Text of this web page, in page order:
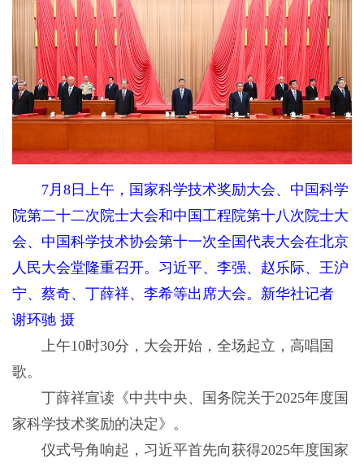
7月8日上午，国家科学技术奖励大会、中国科学
院第二十二次院士大会和中国工程院第十八次院士大
会、中国科学技术协会第十一次全国代表大会在北京
人民大会堂隆重召开。习近平、李强、赵乐际、王沪
宁、蔡奇、丁薛祥、李希等出席大会。新华社记者
谢环驰 摄
上午10时30分，大会开始，全场起立，高唱国
歌。
丁薛祥宣读《中共中央、国务院关于2025年度国
家科学技术奖励的决定》。
仪式号角响起，习近平首先向获得2025年度国家